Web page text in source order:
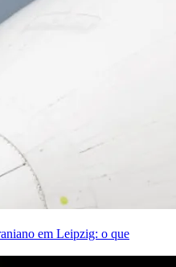
em Leipzig: o que